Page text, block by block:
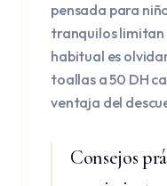
pensada para
tranquilos limitan
habitual es
toallas a 50 DH
ventaja del
Consejos